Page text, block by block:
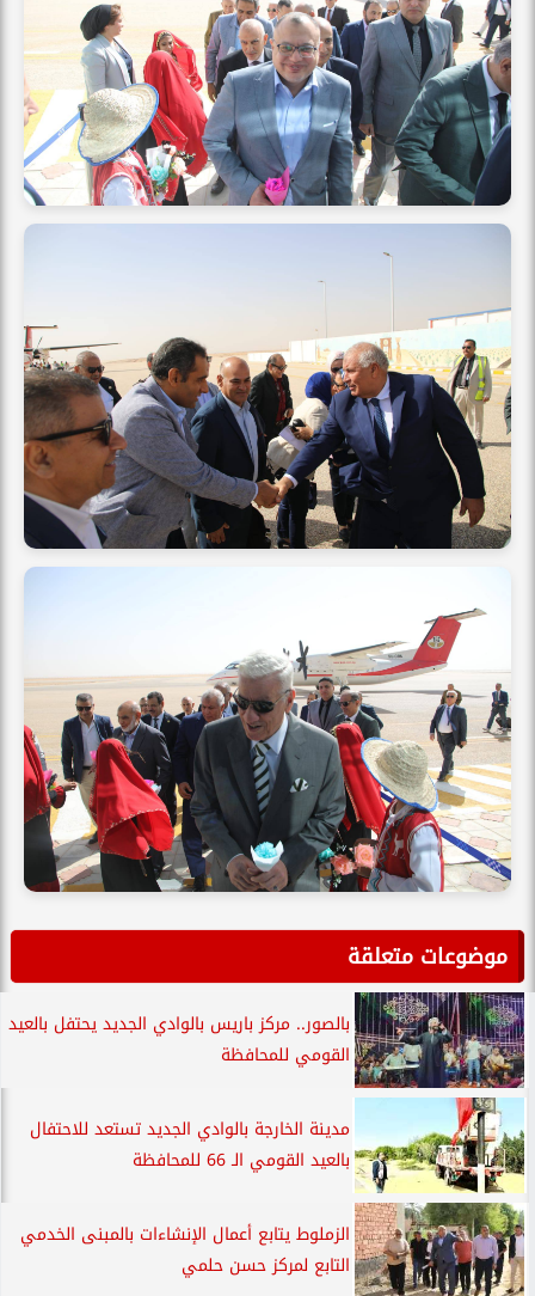
موضوعات متعلقة
بالصور.. مركز باريس بالوادي الجديد يحتفل بالعيد
القومي للمحافظة
مدينة الخارجة بالوادي الجديد تستعد للاحتفال
بالعيد القومي الـ 66 للمحافظة
الزملوط يتابع أعمال الإنشاءات بالمبنى الخدمي
التابع لمركز حسن حلمي